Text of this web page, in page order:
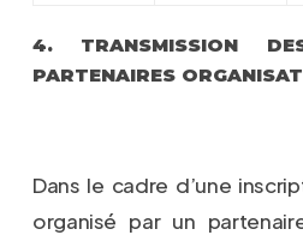
4. TRANSMISSION
PARTENAIRES
Dans le cadre d’une
organisé par un